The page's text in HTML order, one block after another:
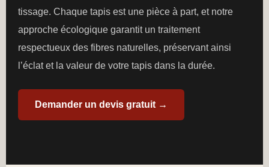
tissage. Chaque tapis est une pièce à part, et notre
approche écologique garantit un traitement
respectueux des fibres naturelles, préservant ainsi
l’éclat et la valeur de votre tapis dans la durée.
Demander un devis gratuit →